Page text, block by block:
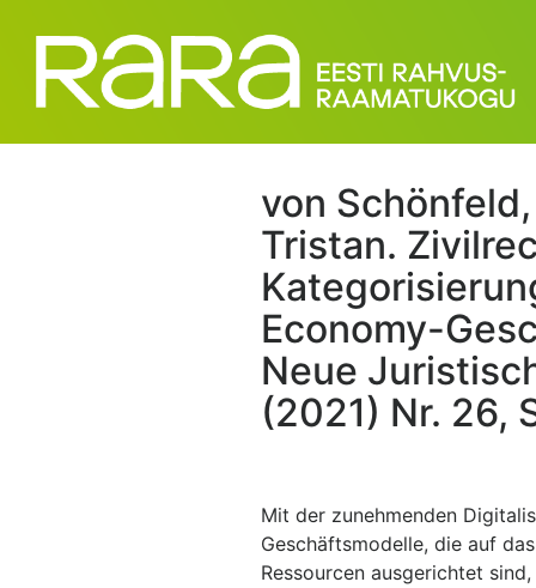
von
Tristan.
Economy-
Neue
(2021) Nr. 26,
Mit der zunehmenden
Geschäftsmodelle, die auf
Ressourcen ausgerichtet